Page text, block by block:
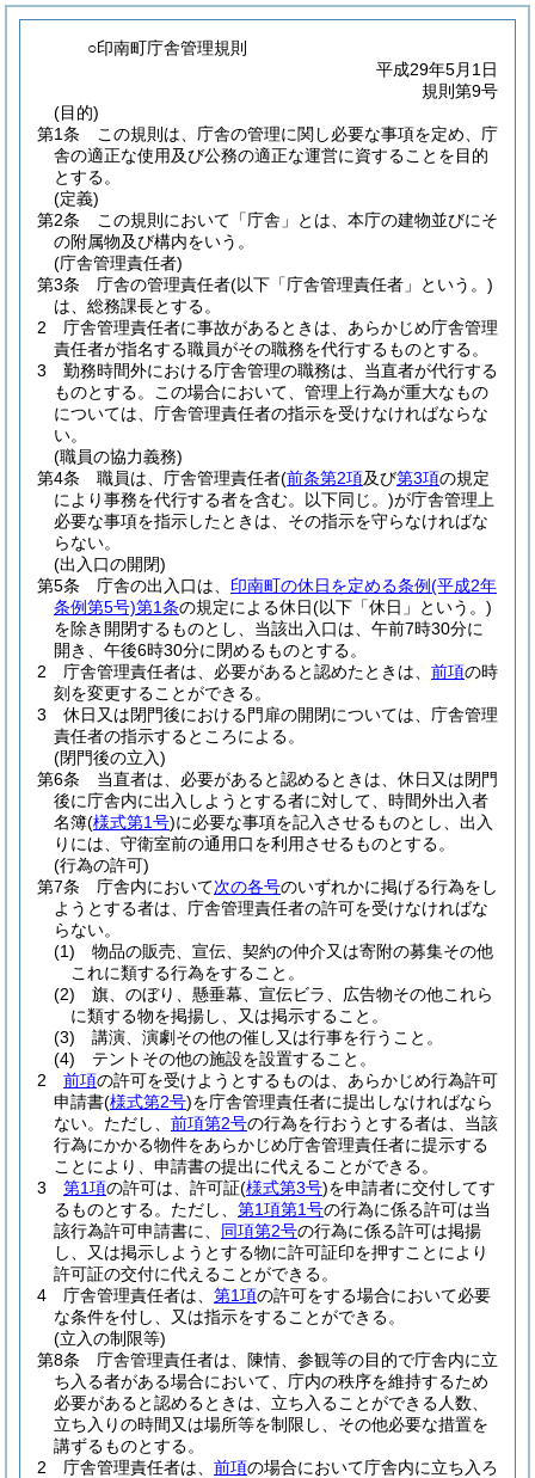
○印南町庁舎管理規則
平成29年5月1日
規則第9号
(目的)
第1条
この規則は、庁舎の管理に関し必要な事項を定め、庁
舎の適正な使用及び公務の適正な運営に資することを目的
とする。
(定義)
第2条
この規則において「庁舎」とは、本庁の建物並びにそ
の附属物及び構内をいう。
(庁舎管理責任者)
第3条
庁舎の管理責任者(以下「庁舎管理責任者」という。)
は、総務課長とする。
2
庁舎管理責任者に事故があるときは、あらかじめ庁舎管理
責任者が指名する職員がその職務を代行するものとする。
3
勤務時間外における庁舎管理の職務は、当直者が代行する
ものとする。
この場合において、管理上行為が重大なもの
については、庁舎管理責任者の指示を受けなければならな
い。
(職員の協力義務)
第4条
職員は、庁舎管理責任者(前条第2項及び第3項の規定
により事務を代行する者を含む。以下同じ。)が庁舎管理上
必要な事項を指示したときは、その指示を守らなければな
らない。
(出入口の開閉)
第5条
庁舎の出入口は、 印南町の休日を定める条例(平成2年
条例第5号)第1条の規定による休日(以下「休日」という。)
を除き開閉するものとし、当該出入口は、午前7時30分に
開き、午後6時30分に閉めるものとする。
2
庁舎管理責任者は、必要があると認めたときは、 前項の時
刻を変更することができる。
3
休日又は閉門後における門扉の開閉については、庁舎管理
責任者の指示するところによる。
(閉門後の立入)
第6条
当直者は、必要があると認めるときは、休日又は閉門
後に庁舎内に出入しようとする者に対して、時間外出入者
名簿(様式第1号)に必要な事項を記入させるものとし、出入
りには、守衛室前の通用口を利用させるものとする。
(行為の許可)
第7条
庁舎内において次の各号のいずれかに掲げる行為をし
ようとする者は、庁舎管理責任者の許可を受けなければな
らない。
(1)
物品の販売、宣伝、契約の仲介又は寄附の募集その他
これに類する行為をすること。
(2)
旗、のぼり、懸垂幕、宣伝ビラ、広告物その他これら
に類する物を掲揚し、又は掲示すること。
(3)
講演、演劇その他の催し又は行事を行うこと。
(4)
テントその他の施設を設置すること。
2
前項の許可を受けようとするものは、あらかじめ行為許可
申請書(様式第2号)を庁舎管理責任者に提出しなければなら
ない。 ただし、 前項第2号の行為を行おうとする者は、当該
行為にかかる物件をあらかじめ庁舎管理責任者に提示する
ことにより、申請書の提出に代えることができる。
3
第1項の許可は、許可証(様式第3号)を申請者に交付してす
るものとする。 ただし、 第1項第1号の行為に係る許可は当
該行為許可申請書に、 同項第2号の行為に係る許可は掲揚
し、又は掲示しようとする物に許可証印を押すことにより
許可証の交付に代えることができる。
4
庁舎管理責任者は、 第1項の許可をする場合において必要
な条件を付し、又は指示をすることができる。
(立入の制限等)
第8条
庁舎管理責任者は、陳情、参観等の目的で庁舎内に立
ち入る者がある場合において、庁内の秩序を維持するため
必要があると認めるときは、立ち入ることができる人数、
立ち入りの時間又は場所等を制限し、その他必要な措置を
講ずるものとする。
2
庁舎管理責任者は、 前項の場合において庁舎内に立ち入ろ